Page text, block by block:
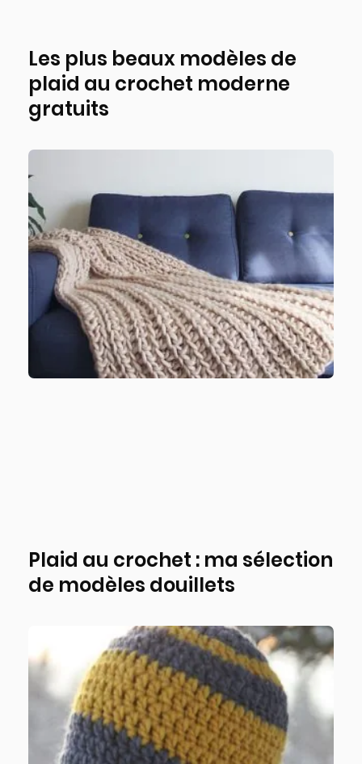
Les plus beaux modèles de
plaid au crochet moderne
gratuits
Plaid au crochet : ma sélection
de modèles douillets